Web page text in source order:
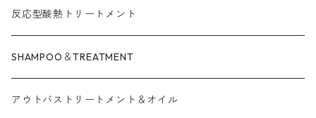
反応型酸熱トリートメント
SHAMPOO＆TREATMENT
アウトバストリートメント＆オイル